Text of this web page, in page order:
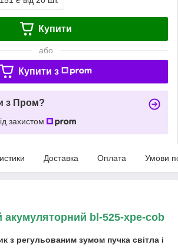
Купити
або
Купити з
з Пром?
захистом
Доставка Оплата Умови
акумуляторний bl-525-xpe-cob
з регульованим зумом пучка світла і